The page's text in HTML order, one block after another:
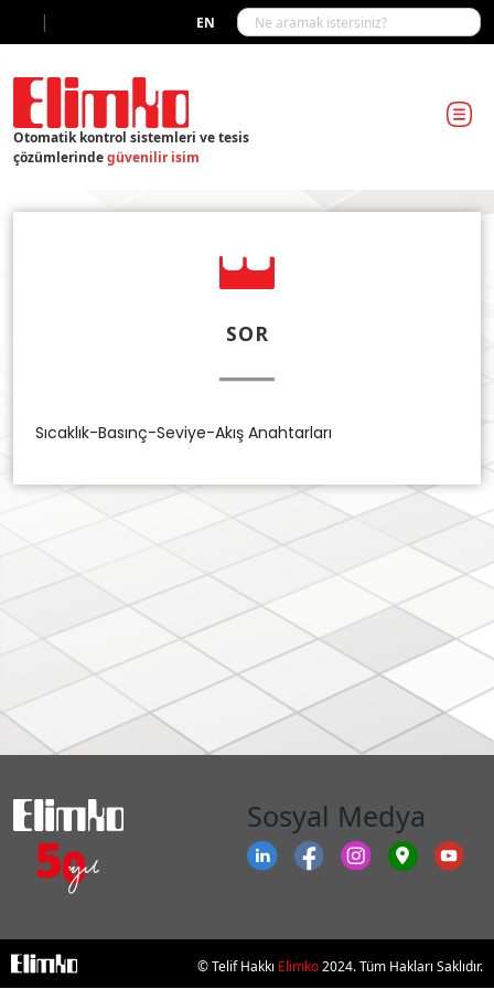
EN
|
Otomatik kontrol sistemleri ve tesis
çözümlerindegüvenilir isim
SOR
Sıcaklık-Basınç-Seviye-Akış Anahtarları
Sosyal Medya
© Telif Hakkı Elimko2024. Tüm Hakları Saklıdır.